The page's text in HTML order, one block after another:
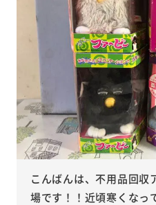
こんばんは、不用品回収
場です！！近頃寒くなっ